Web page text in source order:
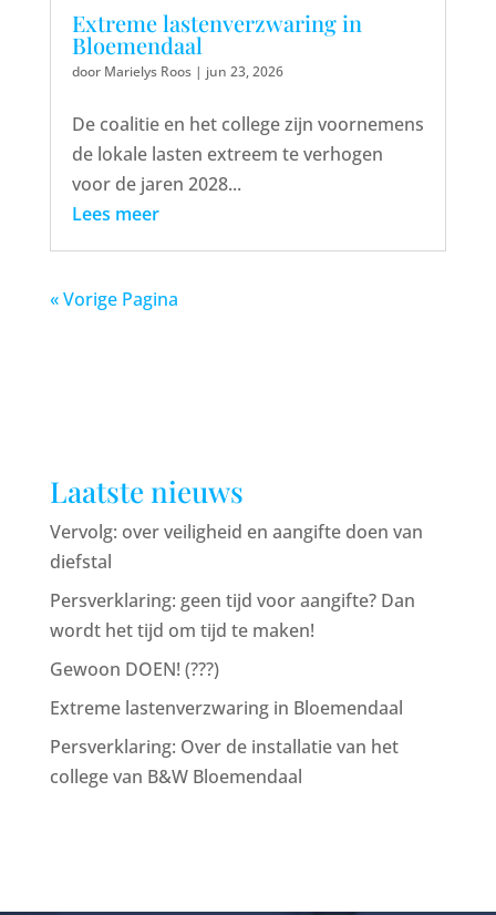
Extreme lastenverzwaring in
Bloemendaal
door Marielys Roos| jun 23, 2026
De coalitie en het college zijn voornemens
de lokale lasten extreem te verhogen
voor de jaren 2028...
Lees meer
« Vorige Pagina
Laatste nieuws
Vervolg: over veiligheid en aangifte doen van
diefstal
Persverklaring: geen tijd voor aangifte? Dan
wordt het tijd om tijd te maken!
Gewoon DOEN! (???)
Extreme lastenverzwaring in Bloemendaal
Persverklaring: Over de installatie van het
college van B&W Bloemendaal